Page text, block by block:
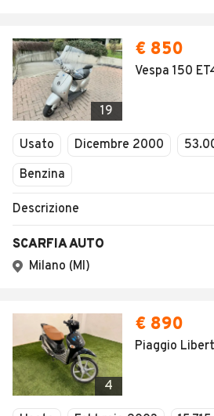
19
€ 850
Vespa 150
Usato Dicembre 2000
Benzina
Descrizione
SCARFIA AUTO
Milano (MI)
4
€ 890
Piaggio